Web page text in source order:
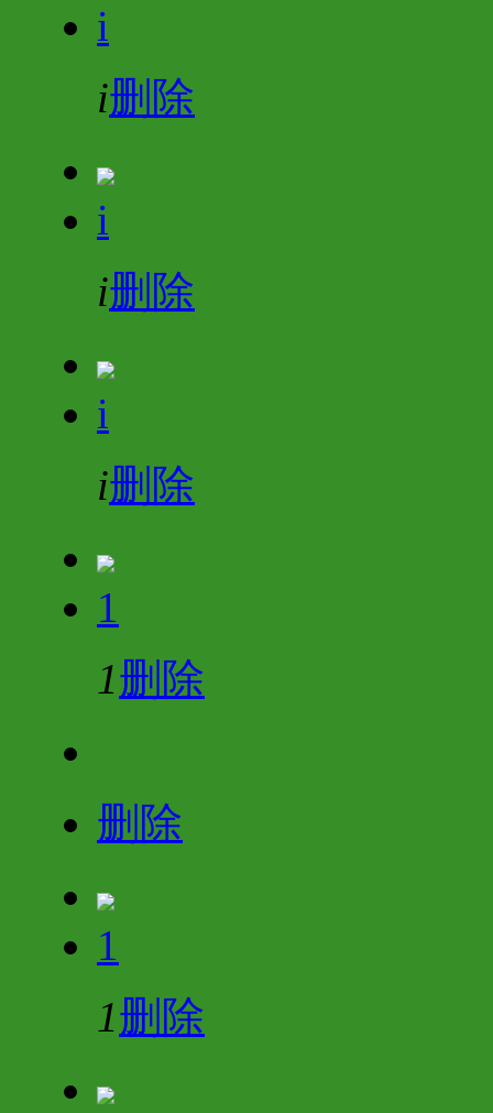
i
i删除
i
i删除
i
i删除
1
1删除
删除
1
1删除